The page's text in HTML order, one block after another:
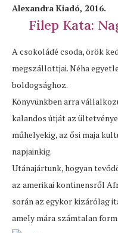
Alexandra Kiadó, 2016.
Filep Kata:
A csokoládé csoda, örök
megszállottjai. Néha
boldogsághoz.
Könyvünkben arra
kalandos útját az
műhelyekig, az ősi maja
napjainkig.
Utánajártunk, hogyan
az amerikai kontinensről
során az egykor kizárólag
amely mára számtalan